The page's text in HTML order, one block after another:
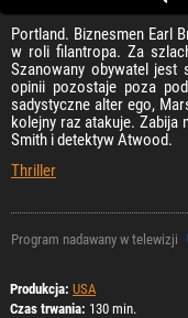
Portland. Biznesmen Earl
w roli filantropa. Za
Szanowany obywatel jest
opinii pozostaje poza
sadystyczne alter ego,
kolejny raz atakuje. Zabija
Smith i detektyw Atwood.
Thriller
Program nadawany w telewizji
Produkcja: USA
Czas trwania: 130 min.